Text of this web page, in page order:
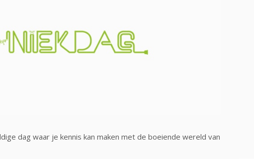
dag waar je kennis kan maken met de boeiende wereld van